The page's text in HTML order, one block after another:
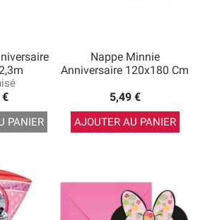
PANIER
Nappe Minnie
Anniversaire 120x180 Cm
5,49 €
AJOUTER AU PANIER